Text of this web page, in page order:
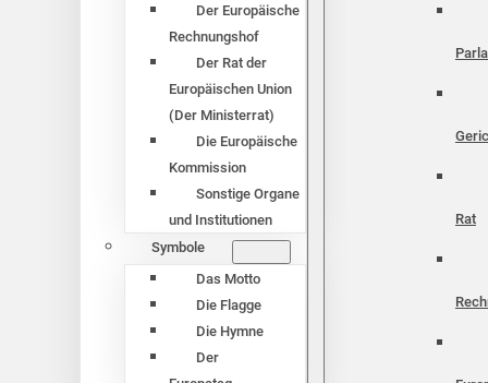
Der Europäische
Rechnungshof
Der Rat der
Europäischen Union
(Der Ministerrat)
Die Europäische
Kommission
Sonstige Organe
und Institutionen
Symbole
Das Motto
Die Flagge
Die Hymne
Der
Rat